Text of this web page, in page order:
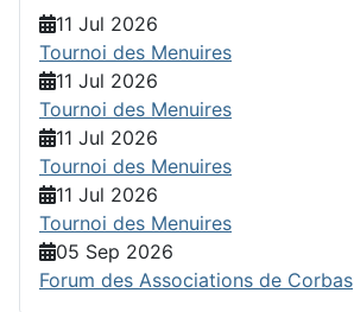
11 Jul 2026
Tournoi des Menuires
11 Jul 2026
Tournoi des Menuires
11 Jul 2026
Tournoi des Menuires
11 Jul 2026
Tournoi des Menuires
05 Sep 2026
Forum des Associations de Corbas